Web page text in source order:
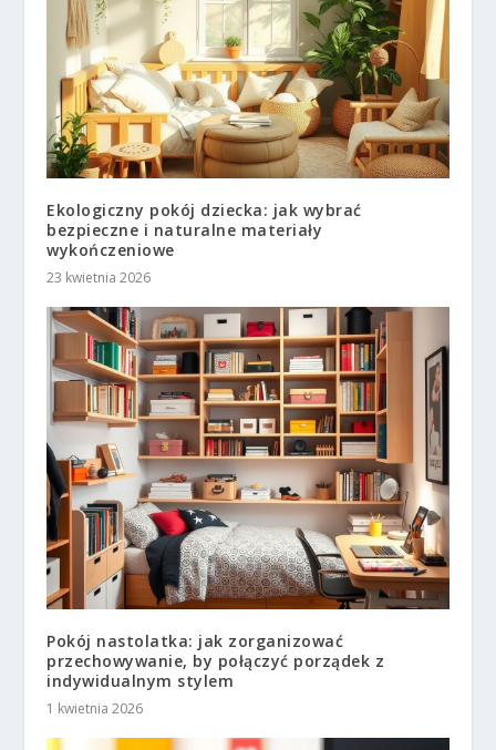
Ekologiczny pokój dziecka: jak wybrać
bezpieczne i naturalne materiały
wykończeniowe
23 kwietnia 2026
Pokój nastolatka: jak zorganizować
przechowywanie, by połączyć porządek z
indywidualnym stylem
1 kwietnia 2026